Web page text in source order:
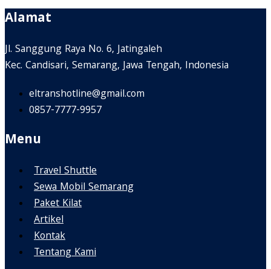
Alamat
Jl. Sanggung Raya No. 6, Jatingaleh
Kec. Candisari, Semarang, Jawa Tengah, Indonesia
eltranshotline@gmail.com
0857-7777-9957
Menu
Travel Shuttle
Sewa Mobil Semarang
Paket Kilat
Artikel
Kontak
Tentang Kami